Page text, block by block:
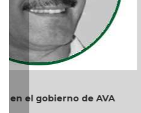
Y... Si sí ?